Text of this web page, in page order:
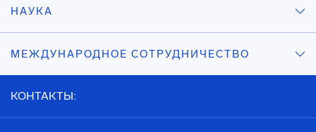
НАУКА
МЕЖДУНАРОДНОЕ СОТРУДНИЧЕСТВО
КОНТАКТЫ: